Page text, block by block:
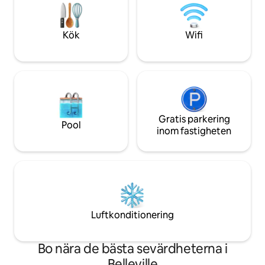
**Militärrabatt finns. Skicka ett
meddelande till oss först genom att
klicka på "Kontakta värd
och platsen!
Kök Wifi
Pool
Gratis parkering
inom fastigheten
Luftkonditionering
Bo nära de bästa sevärdheterna i